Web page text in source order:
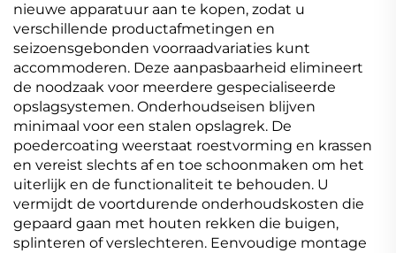
nieuwe apparatuur aan te kopen, zodat u
verschillende productafmetingen en
seizoensgebonden voorraadvariaties kunt
accommoderen. Deze aanpasbaarheid elimineert
de noodzaak voor meerdere gespecialiseerde
opslagsystemen. Onderhoudseisen blijven
minimaal voor een stalen opslagrek. De
poedercoating weerstaat roestvorming en krassen
en vereist slechts af en toe schoonmaken om het
uiterlijk en de functionaliteit te behouden. U
vermijdt de voortdurende onderhoudskosten die
gepaard gaan met houten rekken die buigen,
splinteren of verslechteren. Eenvoudige montage